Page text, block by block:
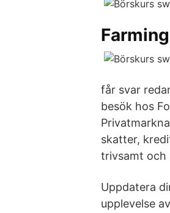
får svar
besök hos
skatter,
trivsamt och
Uppdatera
upplevelse